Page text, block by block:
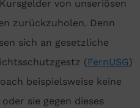
von unseriösen
zurückzuholen. Denn
sich an gesetzliche
(FernUSG)
beispielsweise keine
sie gegen dieses